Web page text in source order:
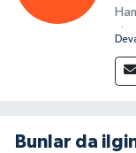
Bunlar da